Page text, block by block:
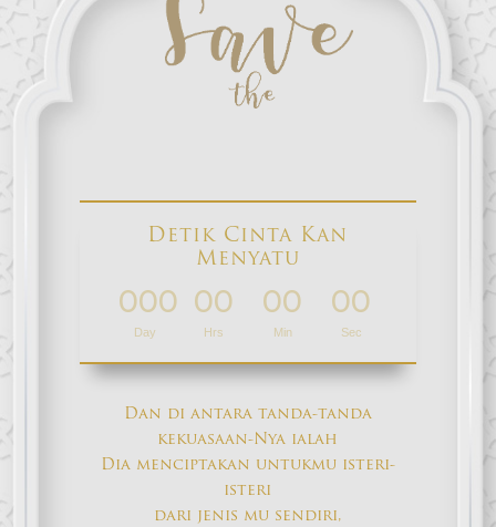
Detik Cinta Kan
Menyatu
000
Day
00
Hrs
00
Min
00
Sec
Dan di antara tanda-tanda
kekuasaan-Nya ialah
Dia menciptakan untukmu isteri-
isteri
dari jenis mu sendiri,